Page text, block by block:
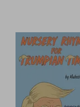
45%
dcto.